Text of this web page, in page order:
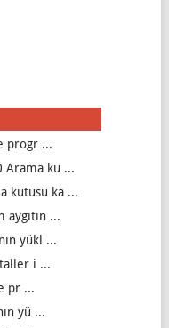
progr ...
Arama ku ...
kutusu ka ...
...
yükl ...
i ...
pr ...
yü ...